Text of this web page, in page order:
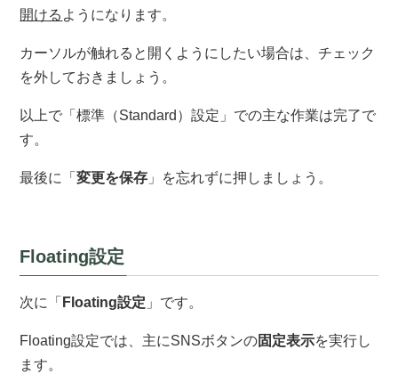
開ける ようになります。
カーソルが触れると開くようにしたい場合は、チェック
を外しておきましょう。
以上で「標準（Standard）設定」での主な作業は完了で
す。
最後に「変更を保存 」を忘れずに押しましょう。
Floating設定
次に「 Floating設定 」です。
Floating設定では、主にSNSボタンの固定表示を実行し
ます。